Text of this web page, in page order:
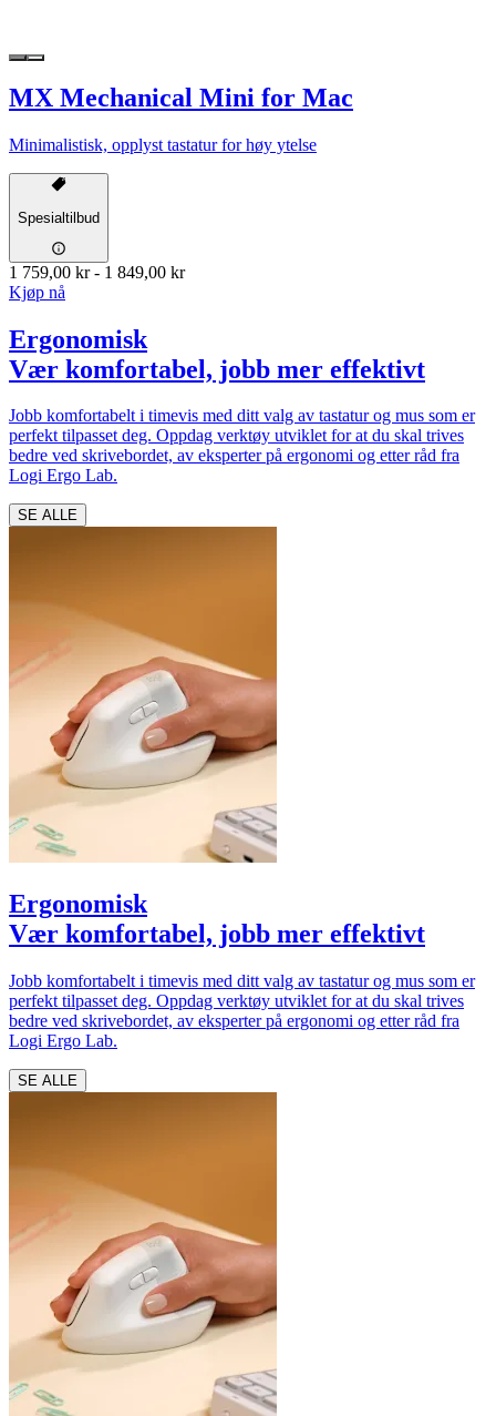
MX Mechanical Mini for Mac
Minimalistisk, opplyst tastatur for høy ytelse
Spesialtilbud
1 759,00 kr- 1 849,00 kr
Kjøp nå
Ergonomisk
Vær komfortabel, jobb mer effektivt
Jobb komfortabelt i timevis med ditt valg av tastatur og mus som er
perfekt tilpasset deg. Oppdag verktøy utviklet for at du skal trives
bedre ved skrivebordet, av eksperter på ergonomi og etter råd fra
Logi Ergo Lab.
SE ALLE
Ergonomisk
Vær komfortabel, jobb mer effektivt
Jobb komfortabelt i timevis med ditt valg av tastatur og mus som er
perfekt tilpasset deg. Oppdag verktøy utviklet for at du skal trives
bedre ved skrivebordet, av eksperter på ergonomi og etter råd fra
Logi Ergo Lab.
SE ALLE